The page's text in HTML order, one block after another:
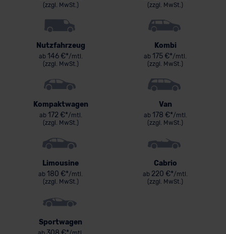
(zzgl. MwSt.)
(zzgl. MwSt.)
Nutzfahrzeug
ab146 €*/mtl.
(zzgl. MwSt.)
Kombi
ab 175 €*/mtl.
(zzgl. MwSt.)
Kompaktwagen
ab172 €*/mtl.
(zzgl. MwSt.)
Van
ab178 €*/mtl.
(zzgl. MwSt.)
Limousine
ab 180 €*/mtl.
(zzgl. MwSt.)
Cabrio
ab 220 €*/mtl.
(zzgl. MwSt.)
Sportwagen